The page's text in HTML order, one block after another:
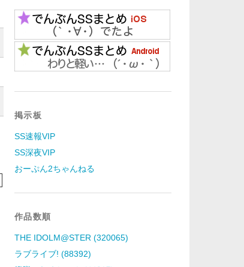
掲示板
SS速報VIP
SS深夜VIP
おーぷん2ちゃんねる
作品数順
THE IDOLM@STER (320065)
ラブライブ! (88392)